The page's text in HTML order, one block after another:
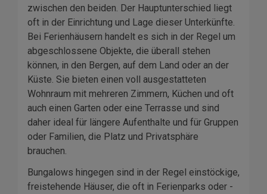
zwischen den beiden. Der Hauptunterschied liegt
oft in der Einrichtung und Lage dieser Unterkünfte.
Bei Ferienhäusern handelt es sich in der Regel um
abgeschlossene Objekte, die überall stehen
können, in den Bergen, auf dem Land oder an der
Küste. Sie bieten einen voll ausgestatteten
Wohnraum mit mehreren Zimmern, Küchen und oft
auch einen Garten oder eine Terrasse und sind
daher ideal für längere Aufenthalte und für Gruppen
oder Familien, die Platz und Privatsphäre
brauchen.
Bungalows hingegen sind in der Regel einstöckige,
freistehende Häuser, die oft in Ferienparks oder -